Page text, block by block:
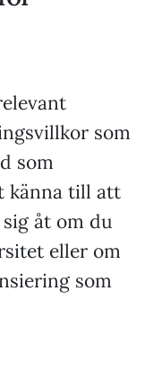
som
som
känna till att
åt om du
eller om
som